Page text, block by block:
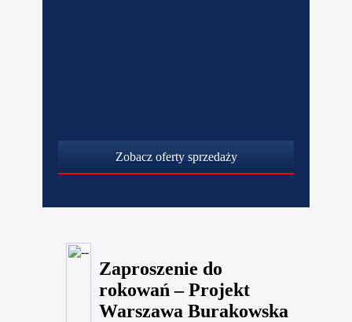
Zobacz oferty sprzedaży
Zaproszenie do
rokowań – Projekt
Warszawa Burakowska